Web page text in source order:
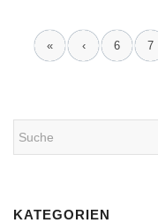
« ‹ 6 7
KATEGORIEN